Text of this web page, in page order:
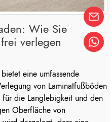
Wie Sie
verlegen
eine umfassende
von Laminatfußböden
die Langlebigkeit und den
Oberfläche von